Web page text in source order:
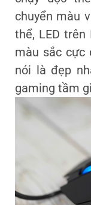
chuyển màu
thể, LED trên
màu sắc cực
nói là đẹp
gaming tầm